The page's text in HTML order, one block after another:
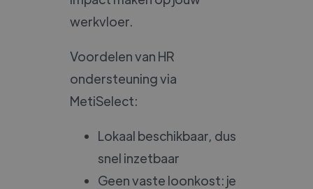
werkvloer.
Voordelen van HR
ondersteuning via
MetiSelect:
Lokaal beschikbaar, dus
snel inzetbaar
Geen vaste loonkost: je